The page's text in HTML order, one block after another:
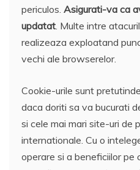
periculos. Asigurati-va ca
updatat . Multe intre
realizeaza exploatand
vechi ale browserelor.
Cookie-urile sunt
daca doriti sa va bucurati
si cele mai mari site-uri de
internationale. Cu o
operare si a beneficiilor pe